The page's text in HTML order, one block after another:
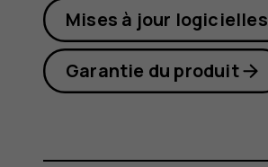
Mises à jour logicielles
Garantie du produit